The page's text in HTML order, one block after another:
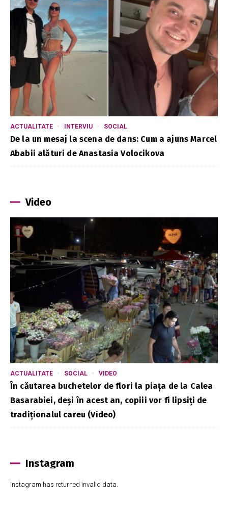
ACTUALITATE INTERVIU SOCIAL
De la un mesaj la scena de dans: Cum a ajuns Marcel
Ababii alături de Anastasia Volocikova
Video
ACTUALITATE SOCIAL VIDEO
În căutarea buchetelor de flori la piața de la Calea
Basarabiei, deși în acest an, copiii vor fi lipsiți de
tradiționalul careu (Video)
Instagram
Instagram has returned invalid data.